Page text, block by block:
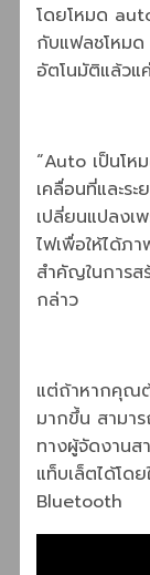
โดยโหมด
กับแฟลชโหม
อัตโนมัติแล้วแ
“Auto เป็นโ
เคลื่อนที่และร
เปลี่ยนแปลงเ
ไฟเพื่อให้ได้ภ
สำคัญในการ
กล่าว
แต่ถ้าหากคุณ
มากขึ้น สามา
ทางผู้จัดงานส
แท็บเล็ตได้โด
Bluetooth